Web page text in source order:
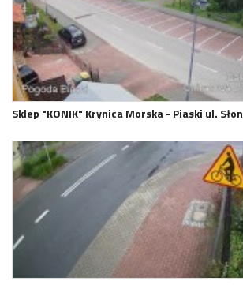
Sklep "KONIK" Krynica Morska - Piaski ul.